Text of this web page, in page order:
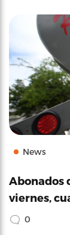
News
Abonados
viernes,
0